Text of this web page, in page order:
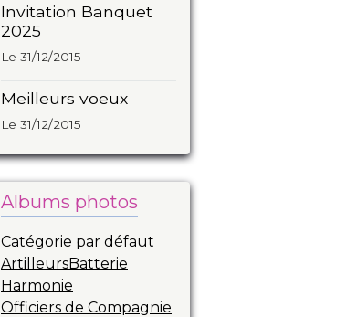
Invitation Banquet
2025
Le 31/12/2015
Meilleurs voeux
Le 31/12/2015
Albums photos
Catégorie par défaut
ArtilleursBatterie
Harmonie
Officiers de Compagnie